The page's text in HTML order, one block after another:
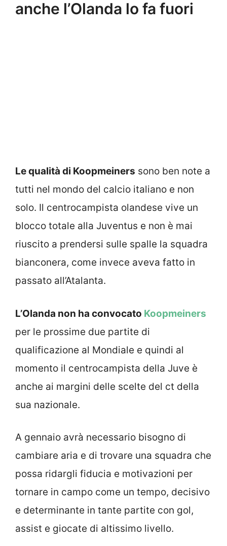
anche l’Olanda lo fa fuori
Le qualità di Koopmeiners sono ben note a
tutti nel mondo del calcio italiano e non
solo. Il centrocampista olandese vive un
blocco totale alla Juventus e non è mai
riuscito a prendersi sulle spalle la squadra
bianconera, come invece aveva fatto in
passato all’Atalanta.
L’Olanda non ha convocato Koopmeiners
per le prossime due partite di
qualificazione al Mondiale e quindi al
momento il centrocampista della Juve è
anche ai margini delle scelte del ct della
sua nazionale.
A gennaio avrà necessario bisogno di
cambiare aria e di trovare una squadra che
possa ridargli fiducia e motivazioni per
tornare in campo come un tempo, decisivo
e determinante in tante partite con gol,
assist e giocate di altissimo livello.